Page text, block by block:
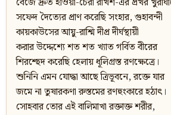
সফেদ দৈত্যের প্রাণ করেছি সংহার, গুহাবন্দী
কায়কাউসের আয়ু-রাশ্মি দীপ্র দীর্ঘস্থায়ী
করার উদ্দেশ্যে শত শত খ্যাত গর্বিত বীরের
শিরশ্ছেদ করেছি হেলায় ধূলিগ্রস্ত রণক্ষেত্রে।
শুনিনি এমন যোদ্ধা আছে ত্রিভূবনে, রক্তে যার
জমে না তুষারকণা রুস্তমের রণহুংকারে হঠাৎ।
সোহবার তোর এই বালিমাখা রক্তাক্ত শরীর,